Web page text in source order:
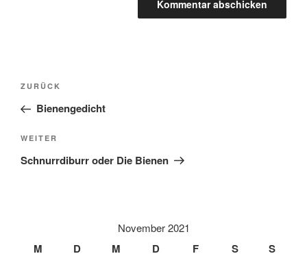
e
r
a
t
Beitragsnavigation
Vorheriger
Beitrag
ZURÜCK
Bienengedicht
Nächster
Beitrag
WEITER
Schnurrdiburr oder Die Bienen
November 2021
M D M D F S S